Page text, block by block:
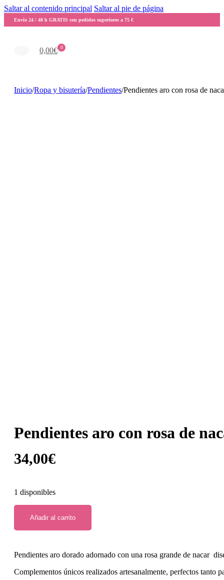
Saltar al contenido principal Saltar al pie de página
Envío 24 / 48 h GRATIS con pedidos superiores a 75 €
0
0,00€
Inicio/Ropa y bisutería/Pendientes/Pendientes aro con rosa de
Pendientes aro con rosa de
34,00€
1 disponibles
Añadir al carrito
Pendientes aro dorado adornado con una rosa grande de nacar
Complementos únicos realizados artesanalmente, perfectos tanto